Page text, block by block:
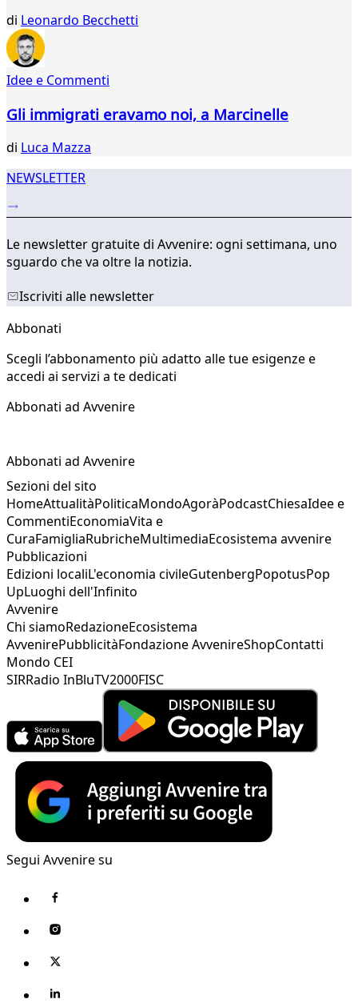
di Leonardo Becchetti
Idee e Commenti
Gli immigrati eravamo noi, a Marcinelle
di Luca Mazza
NEWSLETTER
Le newsletter gratuite di Avvenire: ogni settimana, uno
sguardo che va oltre la notizia.
Iscriviti alle newsletter
Abbonati
Scegli l’abbonamento più adatto alle tue esigenze e
accedi ai servizi a te dedicati
Abbonati ad Avvenire
Abbonati ad Avvenire
Sezioni del sito
HomeAttualitàPoliticaMondoAgoràPodcastChiesaIdee e
CommentiEconomiaVita e
CuraFamigliaRubricheMultimediaEcosistema avvenire
Pubblicazioni
Edizioni localiL'economia civileGutenbergPopotusPop
UpLuoghi dell'Infinito
Avvenire
Chi siamoRedazioneEcosistema
AvvenirePubblicitàFondazione AvvenireShopContatti
Mondo CEI
SIRRadio InBluTV2000FISC
Segui Avvenire su